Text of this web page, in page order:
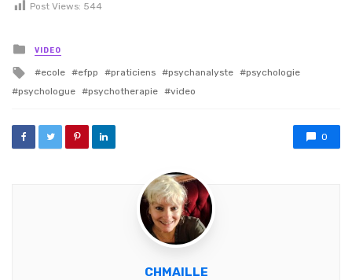
Post Views: 544
Posted in
VIDEO
Tagged with
ecole efpp praticiens psychanalyste
psychologie
psychologue
psychotherapie video
0
CHMAILLE